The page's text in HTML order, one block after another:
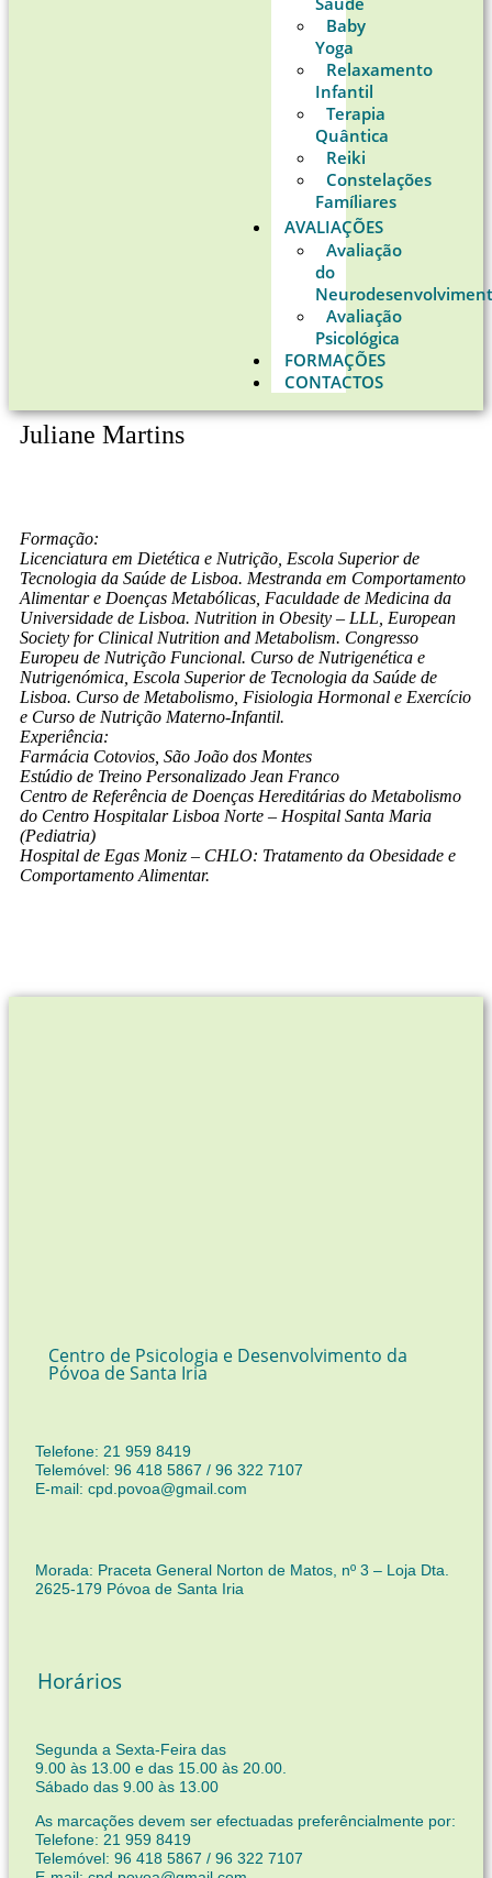
Baby
Yoga
Relaxamento
Infantil
Terapia
Quântica
Reiki
Constelações
Famíliares
AVALIAÇÕES
Avaliação
do
Avaliação
Psicológica
FORMAÇÕES
CONTACTOS
Juliane Martins
Formação:
Licenciatura em Dietética e Nutrição, Escola Superior de
Tecnologia da Saúde de Lisboa. Mestranda em Comportamento
Alimentar e Doenças Metabólicas, Faculdade de Medicina da
Universidade de Lisboa. Nutrition in Obesity – LLL, European
Society for Clinical Nutrition and Metabolism. Congresso
Europeu de Nutrição Funcional. Curso de Nutrigenética e
Nutrigenómica, Escola Superior de Tecnologia da Saúde de
Lisboa. Curso de Metabolismo, Fisiologia Hormonal e Exercício
e Curso de Nutrição Materno-Infantil.
Experiência:
Farmácia Cotovios, São João dos Montes
Estúdio de Treino Personalizado Jean Franco
Centro de Referência de Doenças Hereditárias do Metabolismo
do Centro Hospitalar Lisboa Norte – Hospital Santa Maria
(Pediatria)
Hospital de Egas Moniz – CHLO: Tratamento da Obesidade e
Comportamento Alimentar.
Centro de Psicologia e Desenvolvimento da
Póvoa de Santa Iria
Telefone: 21 959 8419
Telemóvel: 96 418 5867 / 96 322 7107
E-mail: cpd.povoa@gmail.com
Morada: Praceta General Norton de Matos, nº 3 – Loja Dta.
2625-179 Póvoa de Santa Iria
Horários
Segunda a Sexta-Feira das
9.00 às 13.00 e das 15.00 às 20.00.
Sábado das 9.00 às 13.00
As marcações devem ser efectuadas preferêncialmente por:
Telefone: 21 959 8419
Telemóvel: 96 418 5867 / 96 322 7107